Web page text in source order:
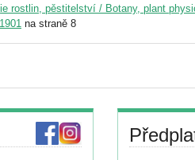
rostlin, pěstitelství / Botany, plant
na straně 8